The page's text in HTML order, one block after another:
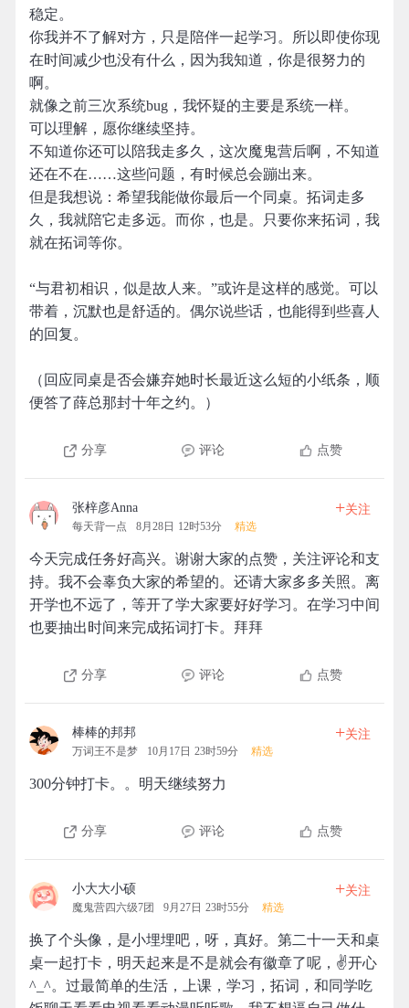
稳定。
你我并不了解对方，只是陪伴一起学习。所以即使你现
在时间减少也没有什么，因为我知道，你是很努力的
啊。
就像之前三次系统bug，我怀疑的主要是系统一样。
可以理解，愿你继续坚持。
不知道你还可以陪我走多久，这次魔鬼营后啊，不知道
还在不在……这些问题，有时候总会蹦出来。
但是我想说：希望我能做你最后一个同桌。拓词走多
久，我就陪它走多远。而你，也是。只要你来拓词，我
就在拓词等你。
“与君初相识，似是故人来。”或许是这样的感觉。可以
带着，沉默也是舒适的。偶尔说些话，也能得到些喜人
的回复。
（回应同桌是否会嫌弃她时长最近这么短的小纸条，顺
便答了薛总那封十年之约。）
分享 评论 点赞
张梓彦Anna
每天背一点 8月28日 12时53分 精选
+关注
今天完成任务好高兴。谢谢大家的点赞，关注评论和支
持。我不会辜负大家的希望的。还请大家多多关照。离
开学也不远了，等开了学大家要好好学习。在学习中间
也要抽出时间来完成拓词打卡。拜拜
分享 评论 点赞
棒棒的邦邦
万词王不是梦 10月17日 23时59分 精选
+关注
300分钟打卡。。明天继续努力
分享 评论 点赞
小大大小硕
魔鬼营四六级7团 9月27日 23时55分 精选
+关注
换了个头像，是小埋埋吧，呀，真好。第二十一天和桌
桌一起打卡，明天起来是不是就会有徽章了呢，✌开心
^_^。过最简单的生活，上课，学习，拓词，和同学吃